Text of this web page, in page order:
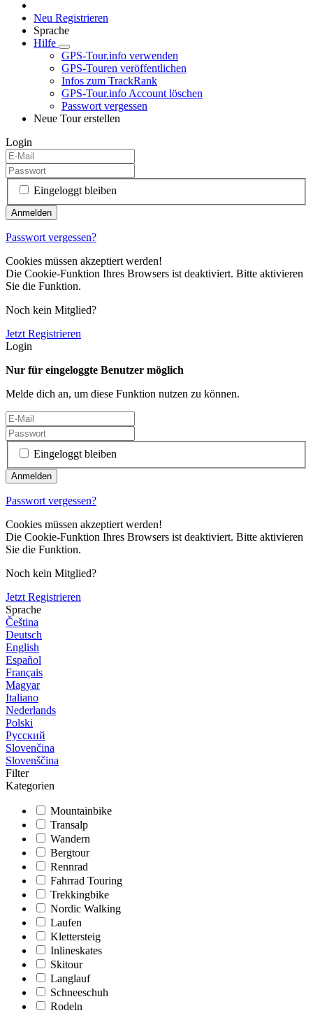
Neu Registrieren
Sprache
Hilfe
GPS-Tour.info verwenden
GPS-Touren veröffentlichen
Infos zum TrackRank
GPS-Tour.info Account löschen
Passwort vergessen
Neue Tour erstellen
Login
Eingeloggt bleiben
Passwort vergessen?
Cookies müssen akzeptiert werden!
Die Cookie-Funktion Ihres Browsers ist deaktiviert. Bitte aktivieren
Sie die Funktion.
Noch kein Mitglied?
Jetzt Registrieren
Login
Nur für eingeloggte Benutzer möglich
Melde dich an, um diese Funktion nutzen zu können.
Eingeloggt bleiben
Passwort vergessen?
Cookies müssen akzeptiert werden!
Die Cookie-Funktion Ihres Browsers ist deaktiviert. Bitte aktivieren
Sie die Funktion.
Noch kein Mitglied?
Jetzt Registrieren
Sprache
Čeština
Deutsch
English
Español
Français
Magyar
Italiano
Nederlands
Polski
Русский
Slovenčina
Slovenščina
Filter
Kategorien
Mountainbike
Transalp
Wandern
Bergtour
Rennrad
Fahrrad Touring
Trekkingbike
Nordic Walking
Laufen
Klettersteig
Inlineskates
Skitour
Langlauf
Schneeschuh
Rodeln